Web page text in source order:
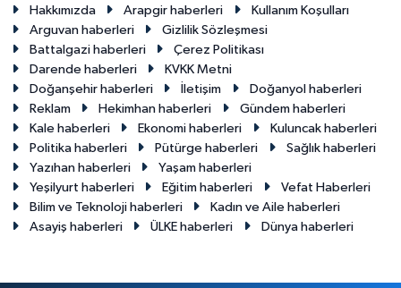
Hakkımızda
Arapgir haberleri
Kullanım Koşulları
Arguvan haberleri
Gizlilik Sözleşmesi
Battalgazi haberleri
Çerez Politikası
Darende haberleri
KVKK Metni
Doğanşehir haberleri
İletişim
Doğanyol haberleri
Reklam
Hekimhan haberleri
Gündem haberleri
Kale haberleri
Ekonomi haberleri
Kuluncak haberleri
Politika haberleri
Pütürge haberleri
Sağlık haberleri
Yazıhan haberleri
Yaşam haberleri
Yeşilyurt haberleri
Eğitim haberleri
Vefat Haberleri
Bilim ve Teknoloji haberleri
Kadın ve Aile haberleri
Asayiş haberleri
ÜLKE haberleri Dünya haberleri